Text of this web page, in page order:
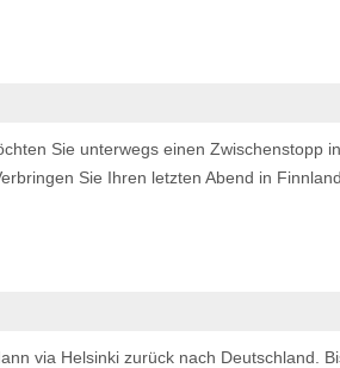
Sie unterwegs einen Zwischenstopp
Sie Ihren letzten Abend in
via Helsinki zurück nach Deutschland.